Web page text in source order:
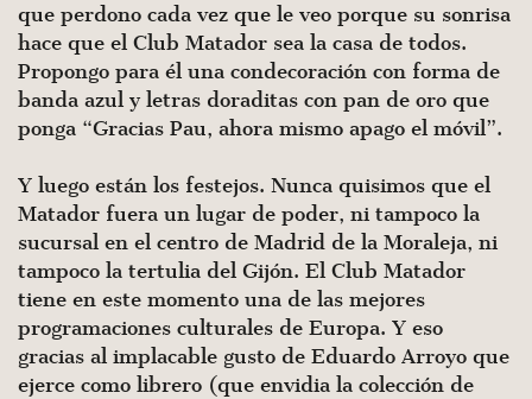
que perdono cada vez que le veo porque su sonrisa
hace que el Club Matador sea la casa de todos.
Propongo para él una condecoración con forma de
banda azul y letras doraditas con pan de oro que
ponga “Gracias Pau, ahora mismo apago el móvil”.
Y luego están los festejos. Nunca quisimos que el
Matador fuera un lugar de poder, ni tampoco la
sucursal en el centro de Madrid de la Moraleja, ni
tampoco la tertulia del Gijón. El Club Matador
tiene en este momento una de las mejores
programaciones culturales de Europa. Y eso
gracias al implacable gusto de Eduardo Arroyo que
ejerce como librero (que envidia la colección de